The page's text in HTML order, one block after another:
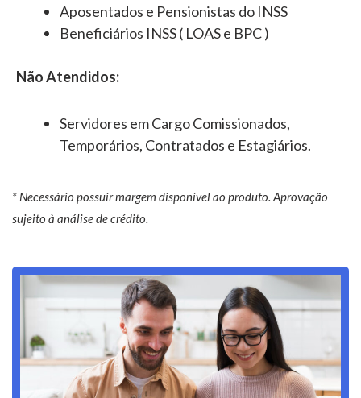
Aposentados e Pensionistas do INSS
Beneficiários INSS ( LOAS e BPC )
Não Atendidos:
Servidores em Cargo Comissionados,
Temporários, Contratados e Estagiários.
* Necessário possuir margem disponível ao produto. Aprovação
sujeito à análise de crédito.